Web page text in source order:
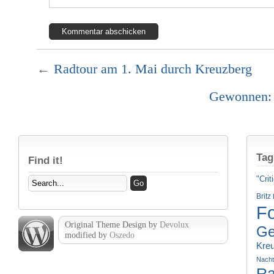
← Radtour am 1. Mai durch Kreuzberg
Find it!
Original Theme Design by Devolux
modified by Oszedo
Britz